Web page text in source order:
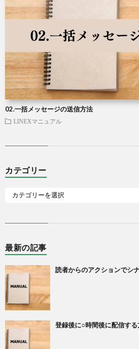
02.一括メッセージの送信方法
LINEXマニュアル
カテゴリー
最新の記事
読者からのアクションでシ
登録後に○時間後に配信す